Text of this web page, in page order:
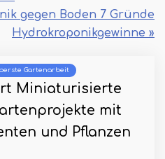
gegen Boden 7 Gründe
Hydrokroponikgewinne »
Gartenarbeit
Miniaturisierte
mit
und Pflanzen